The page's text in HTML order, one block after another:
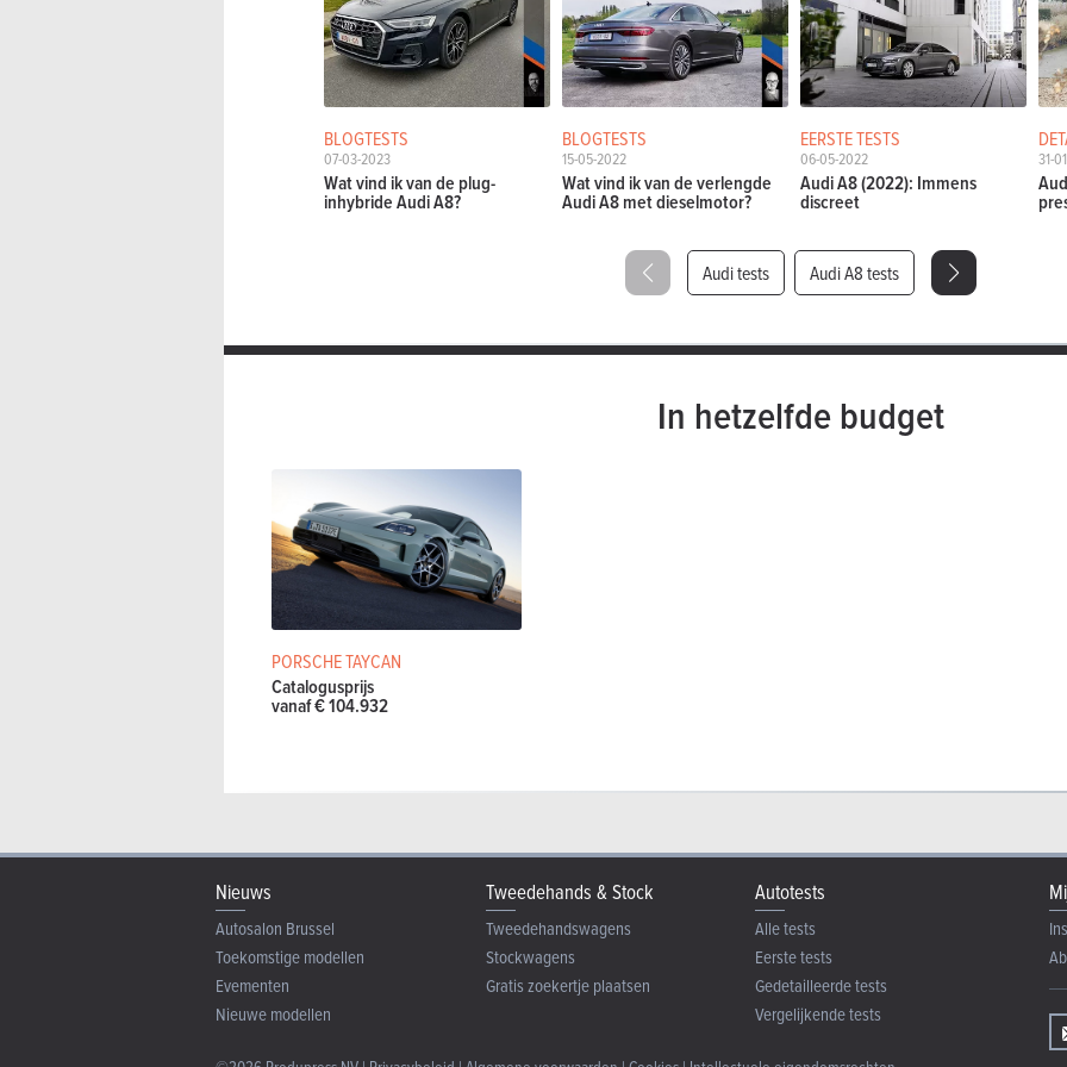
BLOGTESTS
07-03-2023
Wat vind ik van de plug-
inhybride Audi A8?
BLOGTESTS
15-05-2022
Wat vind ik van de verlengde
Audi A8 met dieselmotor?
EERSTE TESTS
06-05-2022
Audi A8 (2022): Immens
discreet
31-
Audi tests Audi A8 tests
In hetzelfde budget
PORSCHE TAYCAN
Catalogusprijs
vanaf € 104.932
Nieuws
Autosalon Brussel
Toekomstige modellen
Evementen
Nieuwe modellen
Tweedehands & Stock
Tweedehandswagens
Stockwagens
Gratis zoekertje plaatsen
Autotests
Alle tests
Eerste tests
Gedetailleerde tests
Vergelijkende tests